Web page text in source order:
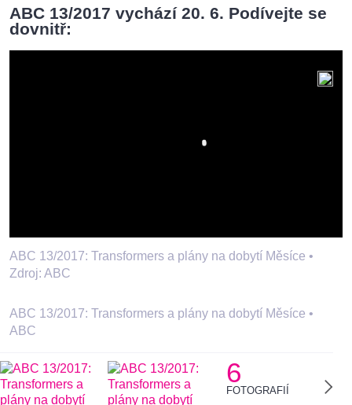
ABC 13/2017 vychází 20. 6. Podívejte se
dovnitř:
ABC 13/2017: Transformers a plány na dobytí Měsíce •
Zdroj: ABC
ABC 13/2017: Transformers a plány na dobytí Měsíce •
ABC
6
FOTOGRAFIÍ